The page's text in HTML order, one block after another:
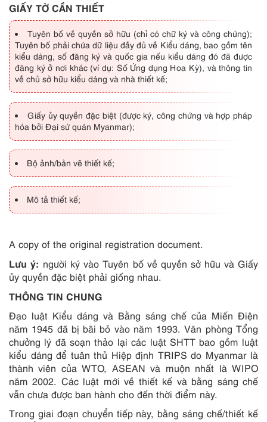
GIẤY TỜ CẦN THIẾT
Tuyên bố về quyền sở hữu (chỉ có chữ ký và công chứng);
Tuyên bố phải chứa dữ liệu đầy đủ về Kiểu dáng, bao gồm tên
kiểu dáng, số đăng ký và quốc gia nếu kiểu dáng đó đã được
đăng ký ở nơi khác (ví dụ: Số Ứng dụng Hoa Kỳ), và thông tin
về chủ sở hữu kiểu dáng và nhà thiết kế;
Giấy ủy quyền đặc biệt (được ký, công chứng và hợp pháp
hóa bởi Đại sứ quán Myanmar);
Bộ ảnh/bản vẽ thiết kế;
Mô tả thiết kế;
A copy of the original registration document.
Lưu ý: người ký vào Tuyên bố về quyền sở hữu và Giấy
ủy quyền đặc biệt phải giống nhau.
THÔNG TIN CHUNG
Đạo luật Kiểu dáng và Bằng sáng chế của Miến Điện
năm 1945 đã bị bãi bỏ vào năm 1993. Văn phòng Tổng
chưởng lý đã soạn thảo lại các luật SHTT bao gồm luật
kiểu dáng để tuân thủ Hiệp định TRIPS do Myanmar là
thành viên của WTO, ASEAN và muộn nhất là WIPO
năm 2002. Các luật mới về thiết kế và bằng sáng chế
vẫn chưa được ban hành cho đến thời điểm này.
Trong giai đoạn chuyển tiếp này, bằng sáng chế/thiết kế